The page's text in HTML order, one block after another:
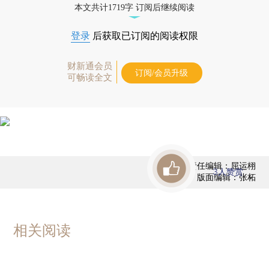
本文共计1719字 订阅后继续阅读
登录 后获取已订阅的阅读权限
财新通会员
可畅读全文
订阅/会员升级
责任编辑：屈运栩
版面编辑：张柘
3人赞赏
相关阅读